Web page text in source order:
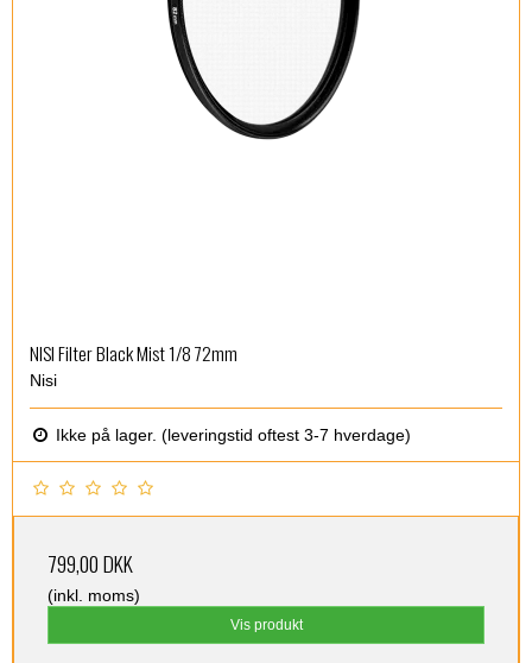
NISI Filter Black Mist 1/8 72mm
Nisi
Ikke på lager. (leveringstid oftest 3-7 hverdage)
799,00 DKK
(inkl. moms)
Vis produkt